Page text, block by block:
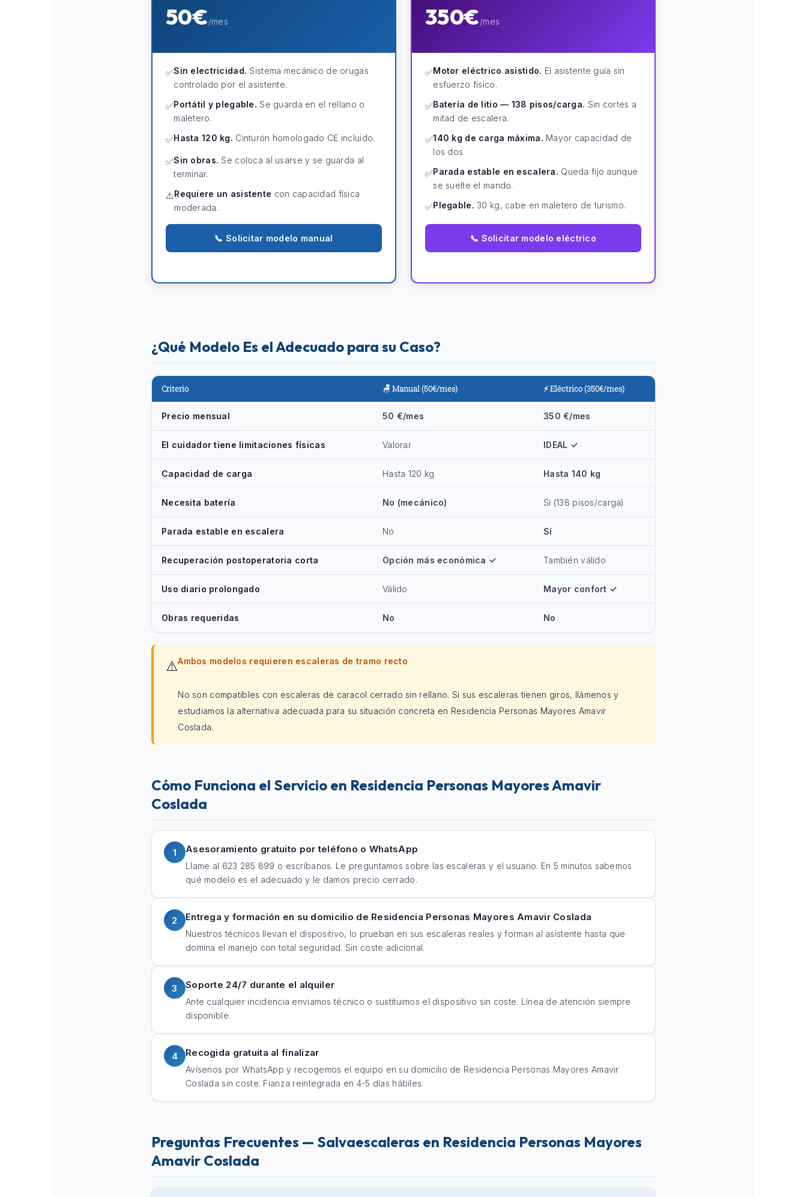
50€/mes
✅Sin electricidad. Sistema mecánico de orugas
controlado por el asistente.
✅Portátil y plegable. Se guarda en el rellano o
maletero.
✅Hasta 120 kg. Cinturón homologado CE incluido.
✅Sin obras. Se coloca al usarse y se guarda al
terminar.
⚠️Requiere un asistente con capacidad física
moderada.
📞 Solicitar modelo manual
350€/mes
✅Motor eléctrico asistido. El asistente guía sin
esfuerzo físico.
✅Batería de litio — 138 pisos/carga. Sin cortes a
mitad de escalera.
✅140 kg de carga máxima. Mayor capacidad de
los dos.
✅Parada estable en escalera. Queda fijo aunque
se suelte el mando.
✅Plegable. 30 kg, cabe en maletero de turismo.
📞 Solicitar modelo eléctrico
¿Qué Modelo Es el Adecuado para su Caso?
Criterio 🪑 Manual (50€/mes) ⚡ Eléctrico (350€/mes)
Precio mensual 50 €/mes 350 €/mes
El cuidador tiene limitaciones físicas Valorar IDEAL ✓
Capacidad de carga Hasta 120 kg Hasta 140 kg
Necesita batería No (mecánico) Sí (138 pisos/carga)
Parada estable en escalera No Sí
Recuperación postoperatoria corta Opción más económica ✓ También válido
Uso diario prolongado Válido Mayor confort ✓
Obras requeridas No No
⚠️Ambos modelos requieren escaleras de tramo recto
No son compatibles con escaleras de caracol cerrado sin rellano. Si sus escaleras tienen giros, llámenos y
estudiamos la alternativa adecuada para su situación concreta en Residencia Personas Mayores Amavir
Coslada.
Cómo Funciona el Servicio en Residencia Personas Mayores Amavir
Coslada
1 Asesoramiento gratuito por teléfono o WhatsApp
Llame al 623 285 899 o escríbanos. Le preguntamos sobre las escaleras y el usuario. En 5 minutos sabemos
qué modelo es el adecuado y le damos precio cerrado.
2 Entrega y formación en su domicilio de Residencia Personas Mayores Amavir Coslada
Nuestros técnicos llevan el dispositivo, lo prueban en sus escaleras reales y forman al asistente hasta que
domina el manejo con total seguridad. Sin coste adicional.
3 Soporte 24/7 durante el alquiler
Ante cualquier incidencia enviamos técnico o sustituimos el dispositivo sin coste. Línea de atención siempre
disponible.
4 Recogida gratuita al finalizar
Avísenos por WhatsApp y recogemos el equipo en su domicilio de Residencia Personas Mayores Amavir
Coslada sin coste. Fianza reintegrada en 4-5 días hábiles.
Preguntas Frecuentes — Salvaescaleras en Residencia Personas Mayores
Amavir Coslada